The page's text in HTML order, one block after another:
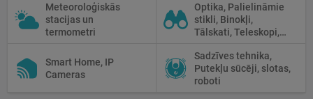
Meteoroloģiskās
stacijas un
termometri
Optika, Palielināmie
stikli, Binokļi,
Tālskati, Teleskopi,
Mikroskopi,
Termokameras, Nakts
redzamība
Smart Home, IP
Cameras
Sadzīves tehnika,
Putekļu sūcēji, slotas,
roboti